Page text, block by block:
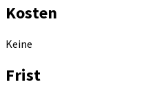
Kosten
Keine
Frist